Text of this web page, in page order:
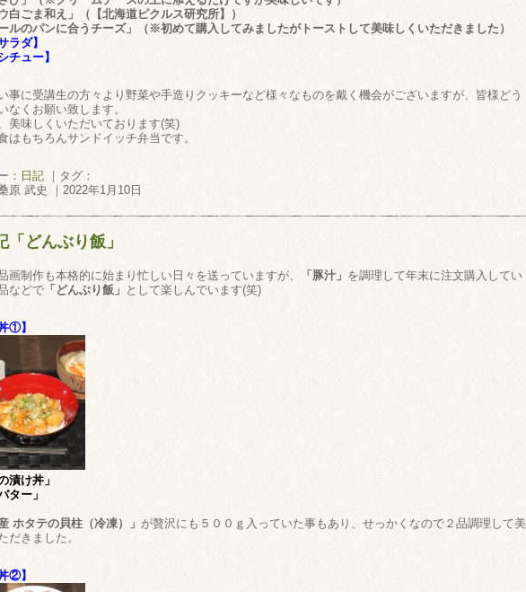
白ごま和え」（【北海道ピクルス研究所】）
ルのパンに合うチーズ」（※初めて購入してみましたがトーストして美味しくいただきました）
ラダ】
チュー】
事に受講生の方々より野菜や手造りクッキーなど様々なものを戴く機会がございますが、皆様どう
なくお願い致します。
美味しくいただいております(笑)
はもちろんサンドイッチ弁当です。
： 日記 ｜タグ：
原 武史 ｜2022年1月10日
「どんぶり飯」
画制作も本格的に始まり忙しい日々を送っていますが、 「豚汁」 を調理して年末に注文購入してい
などで 「どんぶり飯」 として楽しんでいます(笑)
①】
漬け丼」
ター」
ホタテの貝柱（冷凍）」 が贅沢にも５００ｇ入っていた事もあり、せっかくなので２品調理して美
だきました。
②】